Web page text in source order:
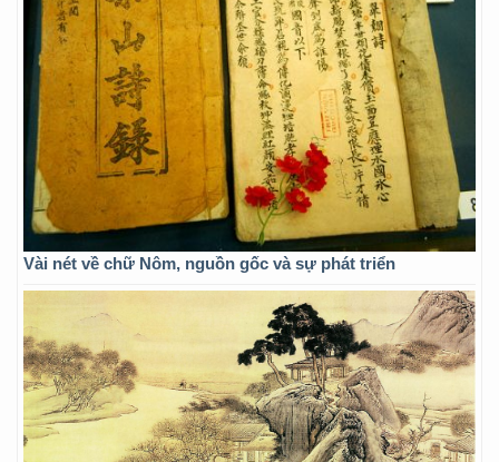
Vài nét về chữ Nôm, nguồn gốc và sự phát triển